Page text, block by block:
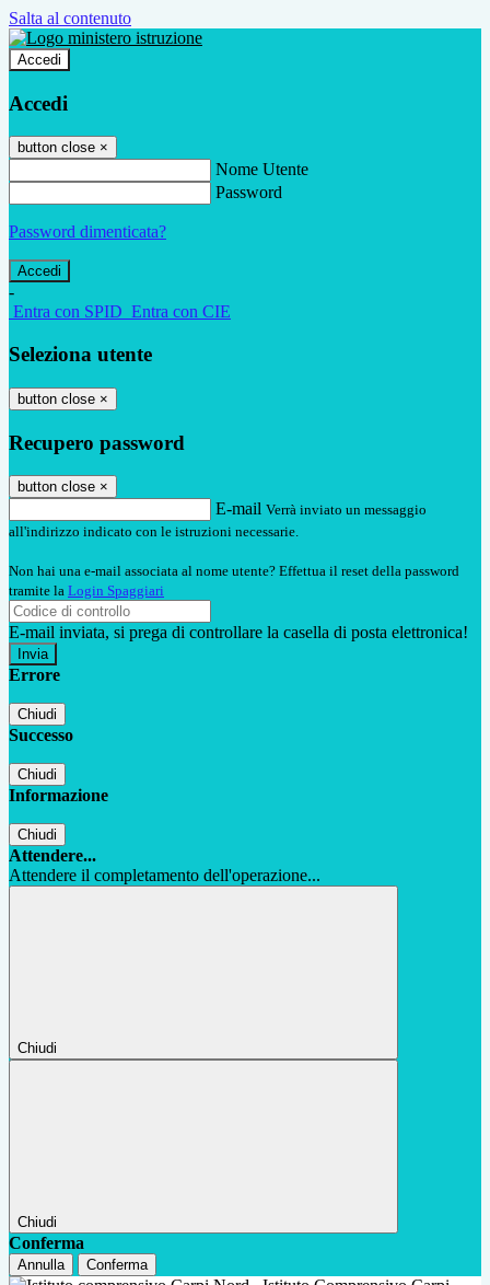
Salta al contenuto
Accedi
Accedi
button close ×
Nome Utente
Password
Password dimenticata?
-
Entra con SPID Entra con CIE
Seleziona utente
button close ×
Recupero password
button close ×
E-mail Verrà inviato un messaggio
all'indirizzo indicato con le istruzioni necessarie.
Non hai una e-mail associata al nome utente? Effettua il reset della password
tramite la Login Spaggiari
E-mail inviata, si prega di controllare la casella di posta elettronica!
Errore
Chiudi
Successo
Chiudi
Informazione
Chiudi
Attendere...
Attendere il completamento dell'operazione...
Chiudi
Chiudi
Conferma
Annulla Conferma